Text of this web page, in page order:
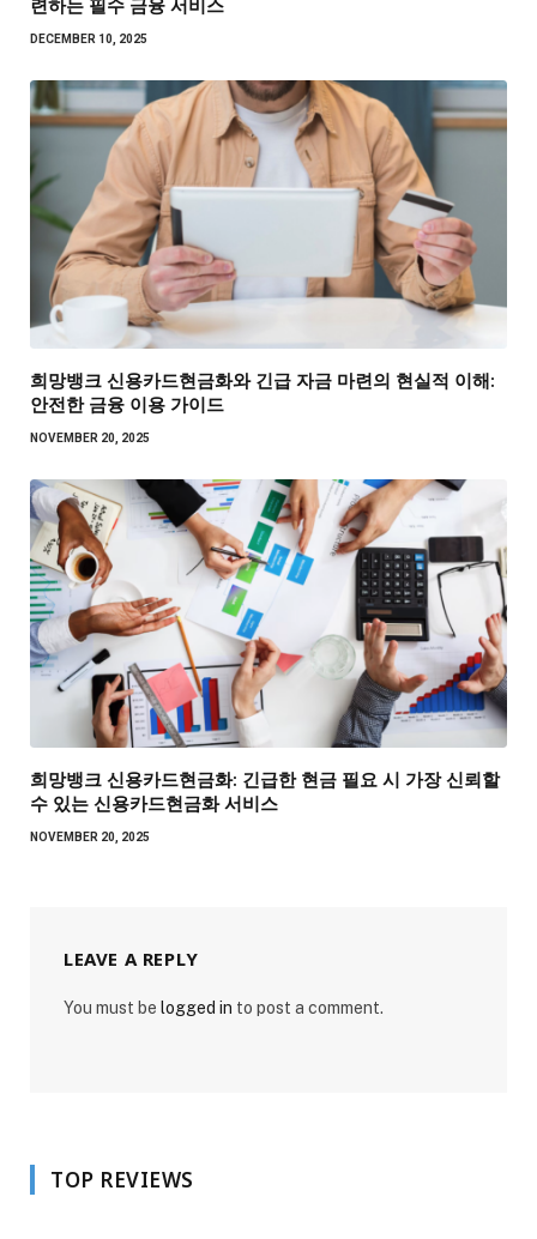
련하는 필수 금융 서비스
DECEMBER 10, 2025
희망뱅크 신용카드현금화와 긴급 자금 마련의 현실적 이해:
안전한 금융 이용 가이드
NOVEMBER 20, 2025
희망뱅크 신용카드현금화: 긴급한 현금 필요 시 가장 신뢰할
수 있는 신용카드현금화 서비스
NOVEMBER 20, 2025
LEAVE A REPLY
You must be logged in to post a comment.
TOP REVIEWS